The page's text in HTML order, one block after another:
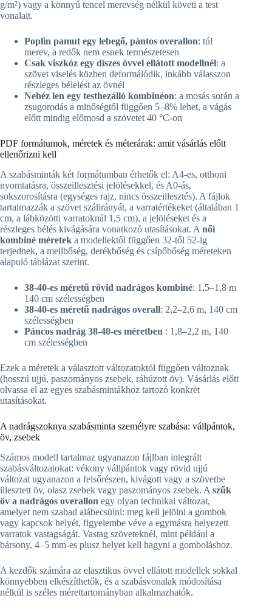
g/m²) vagy a könnyű tencel merevség nélkül követi a test
vonalait.
Poplin pamut egy lebegő, pántos overallon: túl
merev, a redők nem esnek természetesen
Csak viszkóz egy díszes övvel ellátott modellnél: a
szövet viselés közben deformálódik, inkább válasszon
részleges bélelést az övnél
Nehéz len egy testhezálló kombinéon: a mosás során a
zsugorodás a minőségtől függően 5–8% lehet, a vágás
előtt mindig előmosd a szövetet 40 °C-on
PDF formátumok, méretek és méterárak: amit vásárlás előtt
ellenőrizni kell
A szabásminták két formátumban érhetők el: A4-es, otthoni
nyomtatásra, összeillesztési jelölésekkel, és A0-ás,
sokszorosításra (egységes rajz, nincs összeillesztés). A fájlok
tartalmazzák a szövet szálirányát, a varratértékeket (általában 1
cm, a lábközötti varratoknál 1,5 cm), a jelöléseket és a
részleges bélés kivágására vonatkozó utasításokat. A női
kombiné méretek a modellektől függően 32-től 52-ig
terjednek, a mellbőség, derékbőség és csípőbőség méreteken
alapuló táblázat szerint.
38-40-es méretű rövid nadrágos kombiné: 1,5–1,8 m
140 cm szélességben
38-40-es méretű nadrágos overall: 2,2–2,6 m, 140 cm
szélességben
Páncos nadrág 38-40-es méretben : 1,8–2,2 m, 140
cm szélességben
Ezek a méretek a választott változatoktól függően változnak
(hosszú ujjú, paszományos zsebek, ráhúzott öv). Vásárlás előtt
olvassa el az egyes szabásmintákhoz tartozó konkrét
utasításokat.
A nadrágszoknya szabásminta személyre szabása: vállpántok,
öv, zsebek
Számos modell tartalmaz ugyanazon fájlban integrált
szabásváltozatokat: vékony vállpántok vagy rövid ujjú
változat ugyanazon a felsőrészen, kivágott vagy a szövetbe
illesztett öv, olasz zsebek vagy paszományos zsebek. A szűk
öv a nadrágos overallon egy olyan technikai változat,
amelyet nem szabad alábecsülni: meg kell jelölni a gombok
vagy kapcsok helyét, figyelembe véve a egymásra helyezett
varratok vastagságát. Vastag szöveteknél, mint például a
bársony, 4–5 mm-es plusz helyet kell hagyni a gomboláshoz.
A kezdők számára az elasztikus övvel ellátott modellek sokkal
könnyebben elkészíthetők, és a szabásvonalak módosítása
nélkül is széles mérettartományban alkalmazhatók.